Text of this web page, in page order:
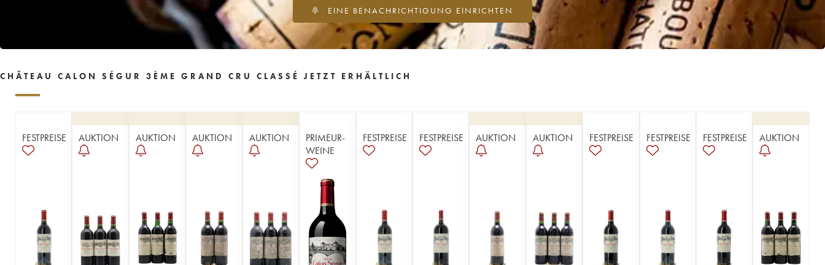
1957
1956
1952
1950
1949
1948 1947 1945
1944
1941
1904 1900 ----
EINE BENACHRICHTIGUNG EINRICHTEN
CHÂTEAU CALON SÉGUR 3ÈME GRAND CRU CLASSÉ JETZT ERHÄLTLICH
FESTPREISE AUKTION AUKTION AUKTION AUKTION
PRIMEUR-
WEINE
FESTPREISE FESTPREISE AUKTION AUKTION FESTPREISE FESTPREISE FESTPREISE AUKTION